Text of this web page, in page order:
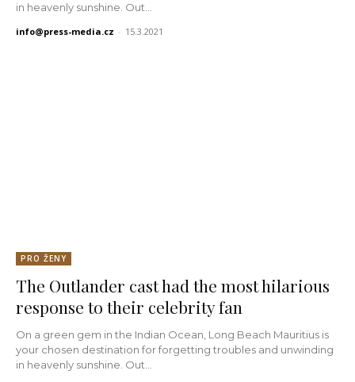
in heavenly sunshine. Out...
info@press-media.cz - 15.3.2021
PRO ŽENY
The Outlander cast had the most hilarious
response to their celebrity fan
On a green gem in the Indian Ocean, Long Beach Mauritius is
your chosen destination for forgetting troubles and unwinding
in heavenly sunshine. Out...